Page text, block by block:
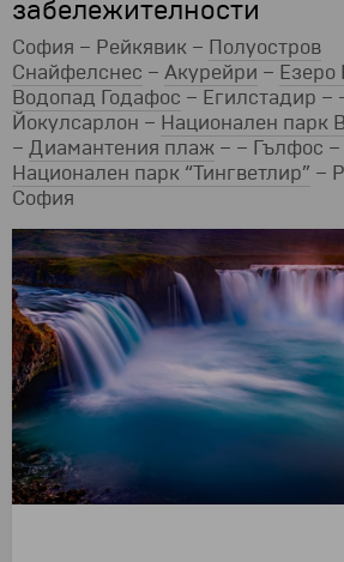
забележителности
София – Рейкявик – Полуостров
Снайфелснес – Акурейри – Езеро
Водопад Годафос – Егилстадир –
Йокулсарлон – Национален парк
– Диамантения плаж – – Гълфос –
Национален парк “Тингветлир” –
София